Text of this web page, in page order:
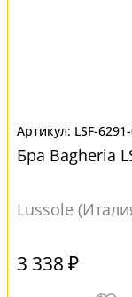
LSF-
Бра Bagheria
Lussole
3 338 ₽